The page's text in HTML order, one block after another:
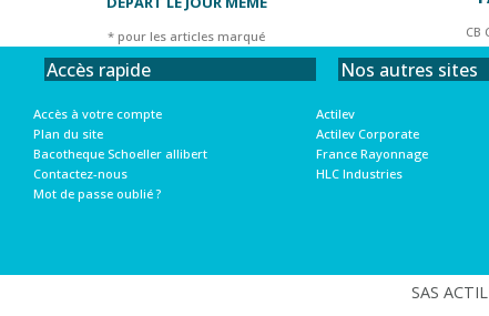
* pour les articles marqué CB
Accès rapide
Accès à votre compte
Plan du site
Bacotheque Schoeller allibert
Contactez-nous
Mot de passe oublié ?
Nos autres sites
Actilev
Actilev Corporate
France Rayonnage
HLC Industries
SAS